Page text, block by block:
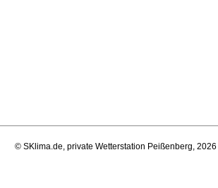
© SKlima.de, private Wetterstation Peißenberg,